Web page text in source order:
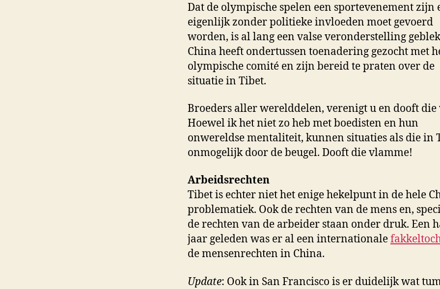
Dat de olympische spelen een sportevenement zijn
eigenlijk zonder politieke invloeden moet gevoerd
worden, is al lang een valse veronderstelling
China heeft ondertussen toenadering gezocht met
olympische comité en zijn bereid te praten over de
situatie in Tibet.
Broeders aller werelddelen, verenigt u en dooft die
Hoewel ik het niet zo heb met boedisten en hun
onwereldse mentaliteit, kunnen situaties als die in
onmogelijk door de beugel. Dooft die vlamme!
Arbeidsrechten
Tibet is echter niet het enige hekelpunt in de hele
problematiek. Ook de rechten van de mens en,
de rechten van de arbeider staan onder druk. Een
jaar geleden was er al een internationale
de mensenrechten in China.
Update: Ook in San Francisco is er duidelijk wat